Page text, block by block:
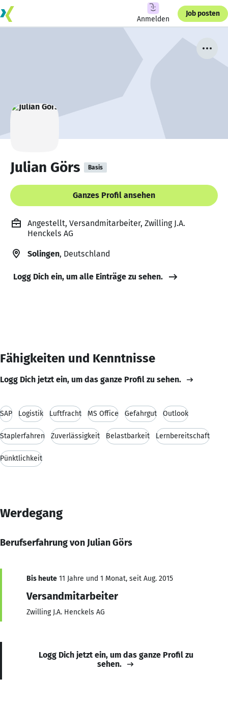
Anmelden
Job posten
Julian Görs Basis
Ganzes Profil ansehen
Angestellt, Versandmitarbeiter, Zwilling J.A.
Henckels AG
Solingen, Deutschland
Logg Dich ein, um alle Einträge zu sehen.
Fähigkeiten und Kenntnisse
Logg Dich jetzt ein, um das ganze Profil zu sehen.
SAP Logistik Luftfracht MS Office Gefahrgut Outlook
Staplerfahren Zuverlässigkeit Belastbarkeit Lernbereitschaft
Pünktlichkeit
Werdegang
Berufserfahrung von Julian Görs
Bis heute 11 Jahre und 1 Monat, seit Aug. 2015
Versandmitarbeiter
Zwilling J.A. Henckels AG
Logg Dich jetzt ein, um das ganze Profil zu
sehen.